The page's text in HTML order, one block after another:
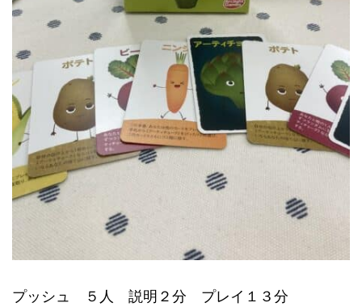
プッシュ ５人 説明２分 プレイ１３分